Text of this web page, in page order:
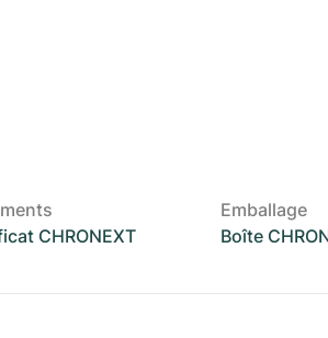
CHRONEXT
Emballage
Boîte